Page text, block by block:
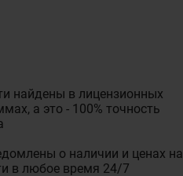
найдены в лицензионных
а это - 100% точность
о наличии и ценах на
в любое время 24/7